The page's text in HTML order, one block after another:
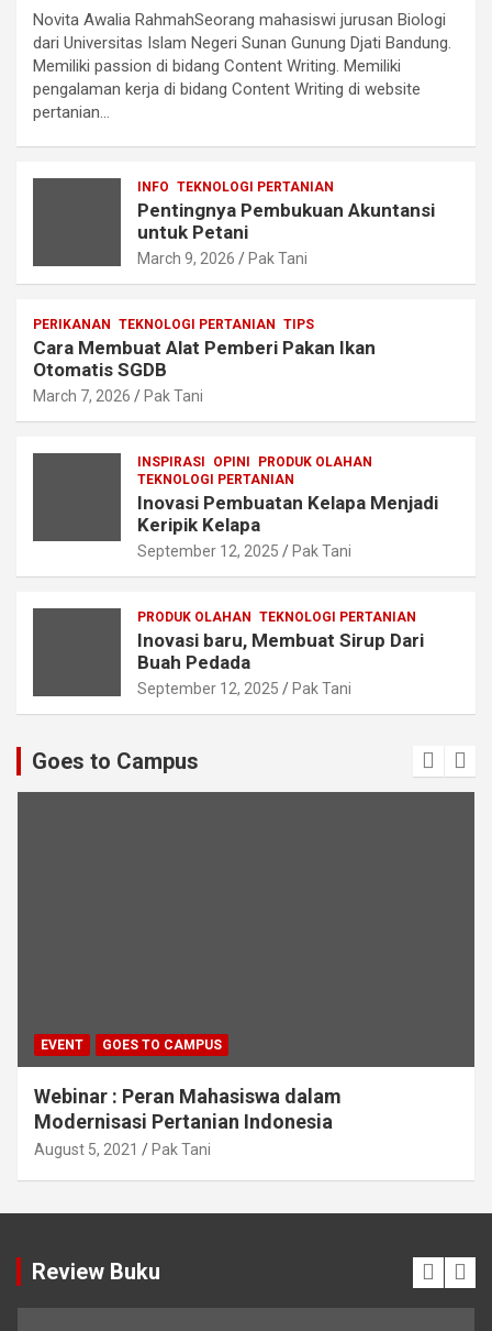
Novita Awalia RahmahSeorang mahasiswi jurusan Biologi
dari Universitas Islam Negeri Sunan Gunung Djati Bandung.
Memiliki passion di bidang Content Writing. Memiliki
pengalaman kerja di bidang Content Writing di website
pertanian…
INFO TEKNOLOGI PERTANIAN
Pentingnya Pembukuan Akuntansi
untuk Petani
March 9, 2026 Pak Tani
PERIKANAN TEKNOLOGI PERTANIAN TIPS
Cara Membuat Alat Pemberi Pakan Ikan
Otomatis SGDB
March 7, 2026 Pak Tani
INSPIRASI OPINI
PRODUK OLAHAN
TEKNOLOGI PERTANIAN
Inovasi Pembuatan Kelapa Menjadi
Keripik Kelapa
September 12, 2025 Pak Tani
PRODUK OLAHAN TEKNOLOGI PERTANIAN
Inovasi baru, Membuat Sirup Dari
Buah Pedada
September 12, 2025 Pak Tani
Goes to Campus
EVENT GOES TO CAMPUS
Webinar : Peran Mahasiswa dalam
Modernisasi Pertanian Indonesia
August 5, 2021 Pak Tani
Review Buku